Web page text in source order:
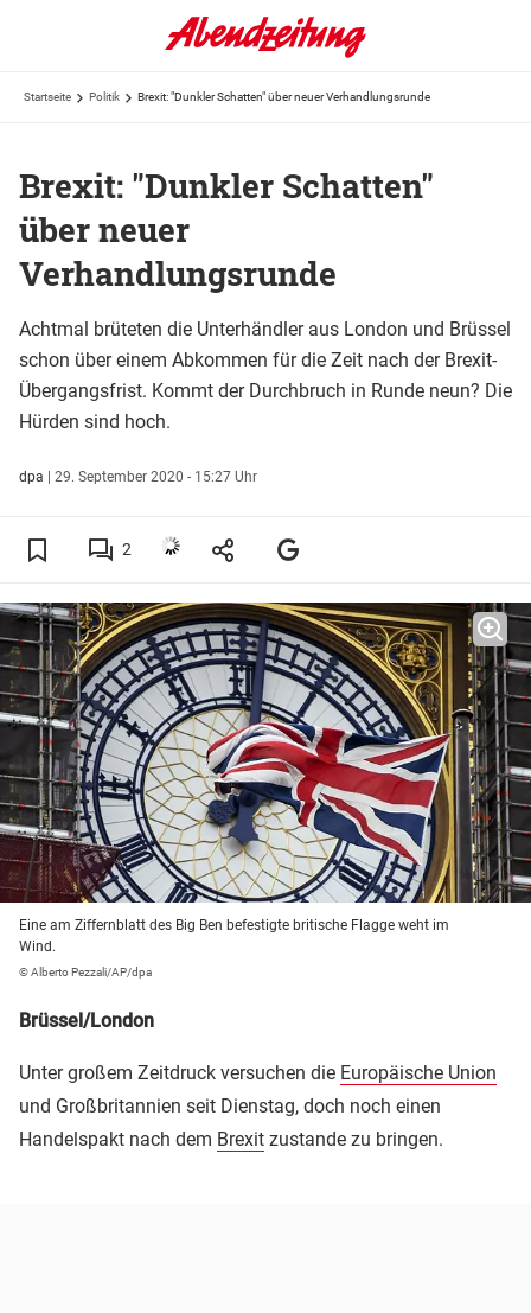
Startseite Politik Brexit: "Dunkler Schatten" über neuer Verhandlungsrunde
Brexit: "Dunkler Schatten"
über neuer
Verhandlungsrunde
Achtmal brüteten die Unterhändler aus London und Brüssel
schon über einem Abkommen für die Zeit nach der Brexit-
Übergangsfrist. Kommt der Durchbruch in Runde neun? Die
Hürden sind hoch.
dpa | 29. September 2020 - 15:27 Uhr
2
Eine am Ziffernblatt des Big Ben befestigte britische Flagge weht im
Wind.
© Alberto Pezzali/AP/dpa
Brüssel/London
Unter großem Zeitdruck versuchen die Europäische Union
und Großbritannien seit Dienstag, doch noch einen
Handelspakt nach dem Brexit zustande zu bringen.